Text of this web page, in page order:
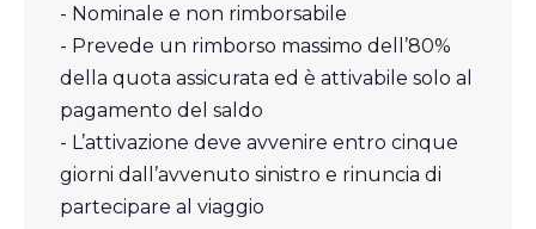
- Nominale e non rimborsabile
- Prevede un rimborso massimo dell’80%
della quota assicurata ed è attivabile solo al
pagamento del saldo
- L’attivazione deve avvenire entro cinque
giorni dall’avvenuto sinistro e rinuncia di
partecipare al viaggio